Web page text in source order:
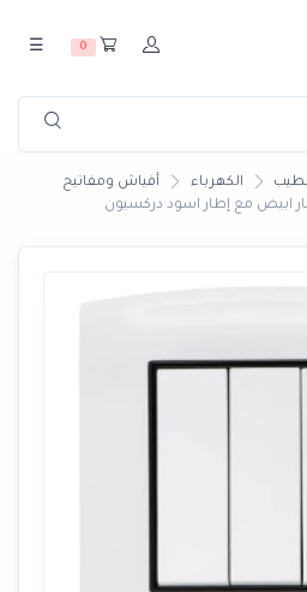
0
☰
الكهرباء
أفياش ومفاتيح